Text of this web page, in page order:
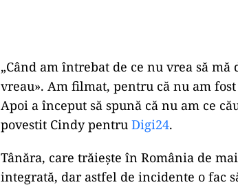
„Când am întrebat de ce nu vrea să
vreau». Am filmat, pentru că nu am
Apoi a început să spună că nu am ce
povestit Cindy pentru Digi24.
Tânăra, care trăiește în România de
integrată, dar astfel de incidente o fac